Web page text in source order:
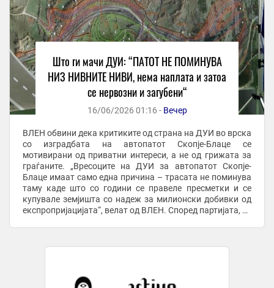
Што ги мачи ДУИ: “ПАТОТ НЕ ПОМИНУВА
НИЗ НИВНИТЕ НИВИ, нема наплата и затоа
се нервозни и загубени“
16/06/2026 01:16 - Вечер
ВЛЕН обвини дека критиките од страна на ДУИ во врска
со изградбата на автопатот Скопје-Блаце се
мотивирани од приватни интереси, а не од грижата за
граѓаните. „Вресоците на ДУИ за автопатот Скопје-
Блаце имаат само една причина – трасата не поминува
таму каде што со години се правеле пресметки и се
купувале земјишта со надеж за милионски добивки од
експропријацијата“, велат од ВЛЕН. Според партијата, за